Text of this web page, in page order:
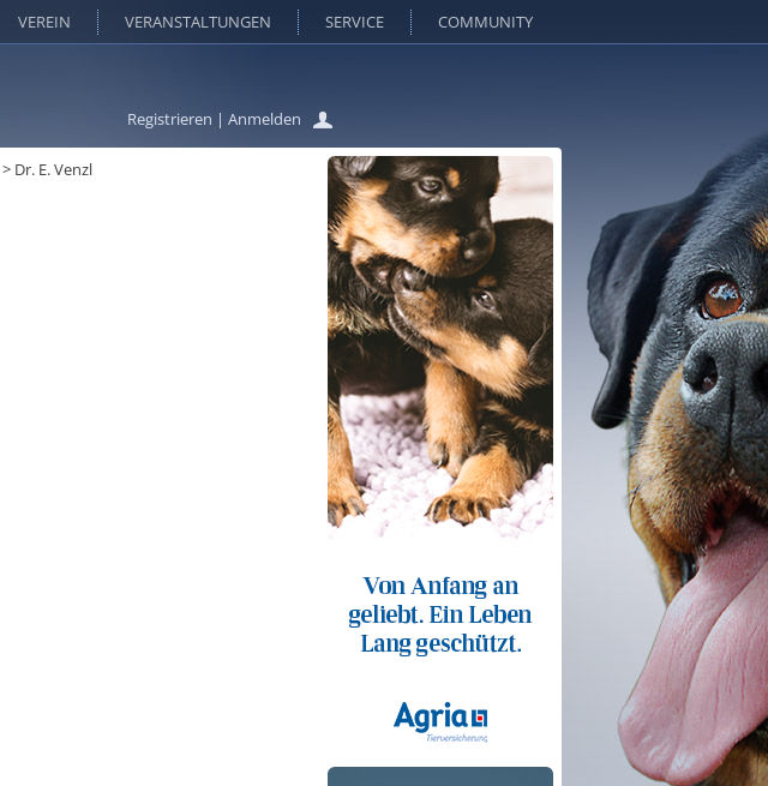
Registrieren | Anmelden
VEREIN VERANSTALTUNGEN SERVICE COMMUNITY
> Dr. E. Venzl